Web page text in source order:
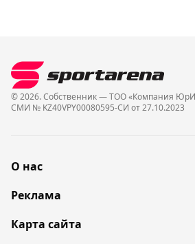
© 2026. Собственник — ТОО «Компания
СМИ № KZ40VPY00080595-СИ от 27.10.2023
О нас
Реклама
Карта сайта